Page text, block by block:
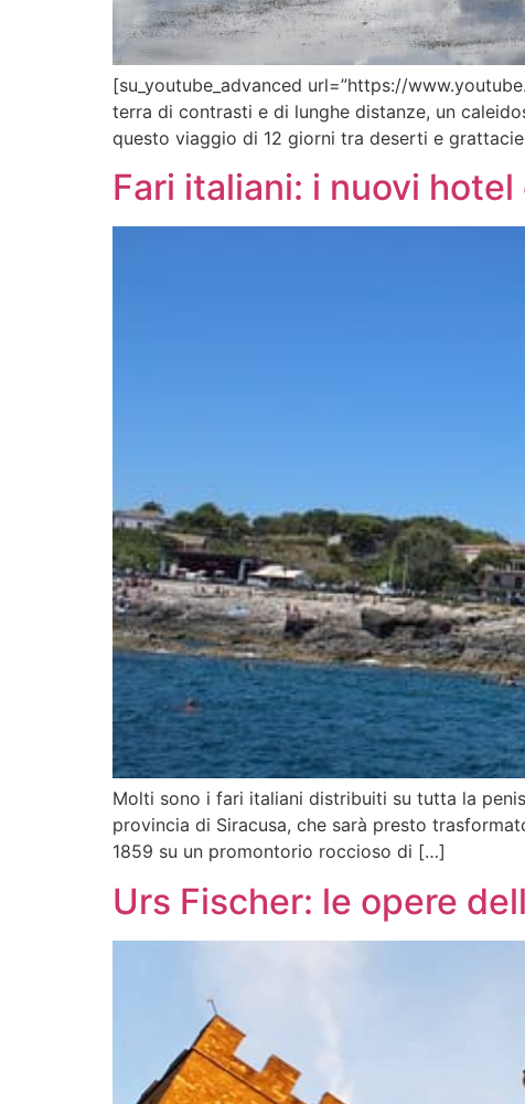
[su_youtube_advanced url=”https://
terra di contrasti e di lunghe distanze, un
questo viaggio di 12 giorni tra deserti e
Fari italiani: i nuovi
Molti sono i fari italiani distribuiti su tutta la
provincia di Siracusa, che sarà presto
1859 su un promontorio roccioso di […]
Urs Fischer: le opere